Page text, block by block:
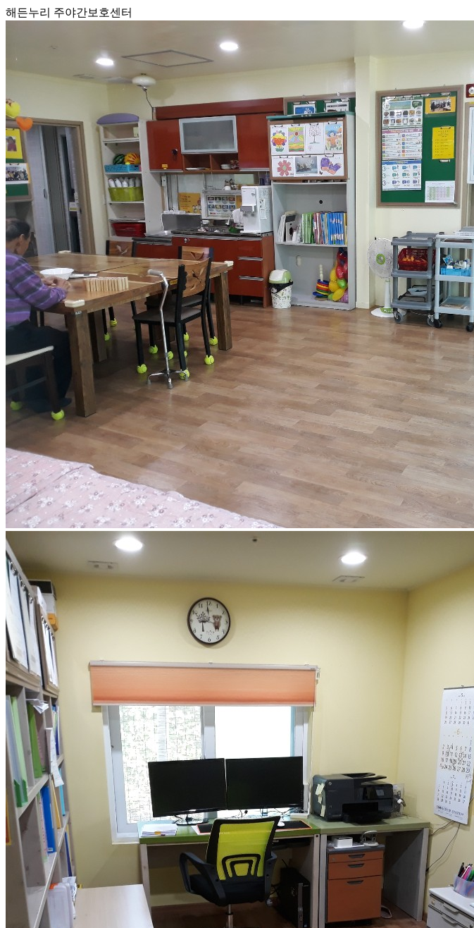
해든누리 주야간보호센터